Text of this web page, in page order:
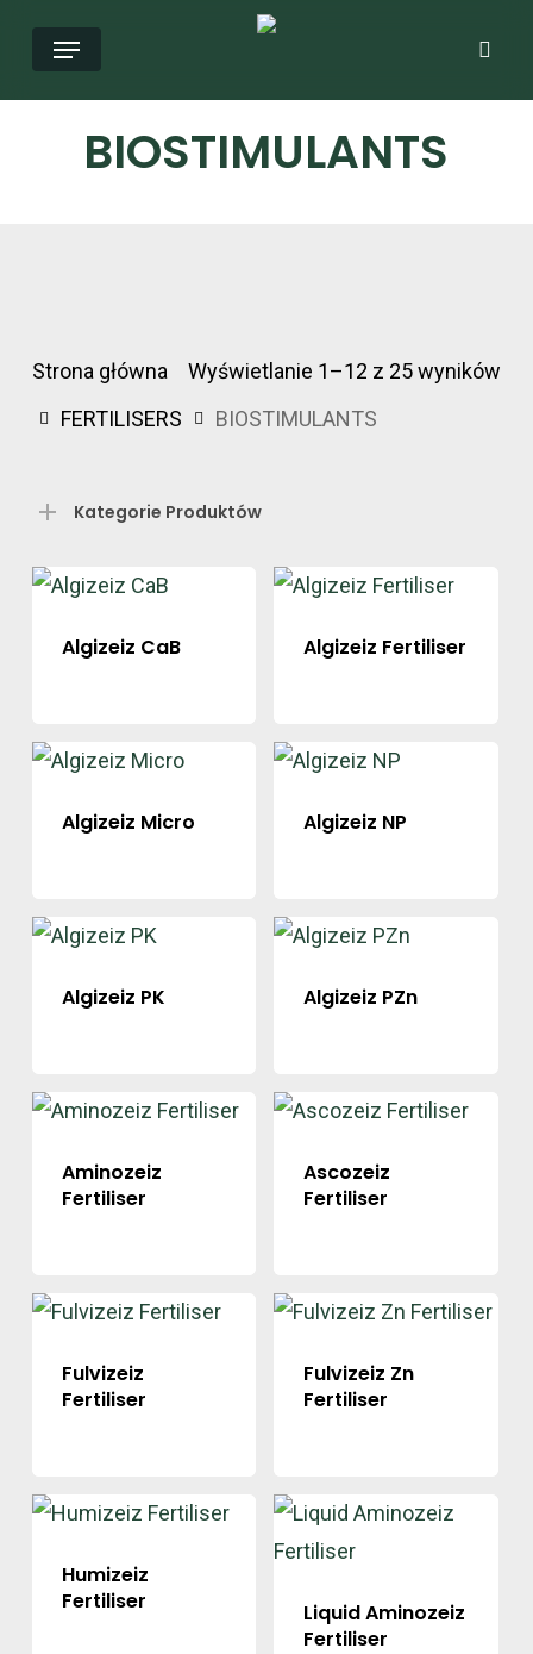
zawartości
Menu
BIOSTIMULANTS
Wyświetlanie 1–12 z 25 wyników
Strona główna
FERTILISERS
BIOSTIMULANTS
Kategorie Produktów
Algizeiz CaB Algizeiz Fertiliser
Algizeiz Micro Algizeiz NP
Algizeiz PK Algizeiz PZn
Aminozeiz
Fertiliser
Ascozeiz
Fertiliser
Fulvizeiz
Fertiliser
Fulvizeiz Zn
Fertiliser
Humizeiz
Fertiliser
Liquid Aminozeiz
Fertiliser